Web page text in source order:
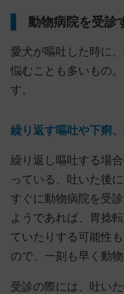
動物病院を受診
愛犬が嘔吐した時に
悩むことも多いもの
す。
繰り返す嘔吐や下痢
繰り返し嘔吐する場
っている、吐いた後
すぐに動物病院を受
ようであれば、胃捻
ていたりする可能性
ので、一刻も早く動
受診の際には、吐い